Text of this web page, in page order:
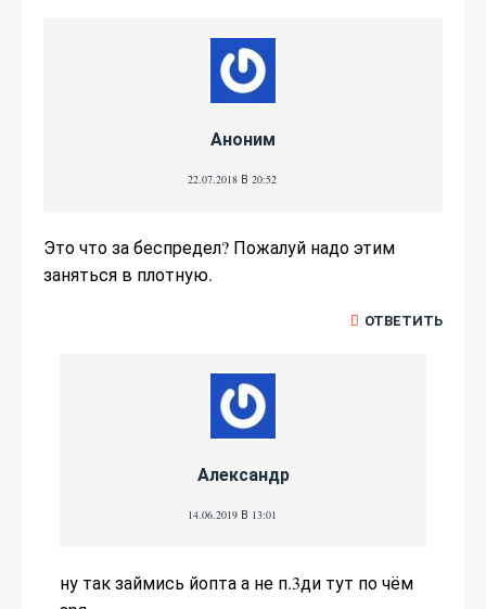
Аноним
22.07.2018 В 20:52
Это что за беспредел? Пожалуй надо этим
заняться в плотную.
ОТВЕТИТЬ
Александр
14.06.2019 В 13:01
ну так займись йопта а не п.3ди тут по чём